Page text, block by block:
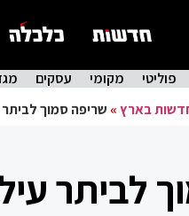
פוליטי מקומי עסקים
בארץ» שריפה סמוך לביתר עילית – 8
עילית – 8